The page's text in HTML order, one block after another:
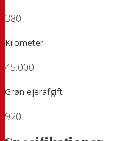
380
Kilometer
45.000
Grøn ejerafgift
920